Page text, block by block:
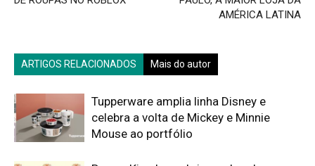
AMÉRICA LATINA
ARTIGOS RELACIONADOS Mais do autor
Tupperware amplia linha Disney e
celebra a volta de Mickey e Minnie
Mouse ao portfólio